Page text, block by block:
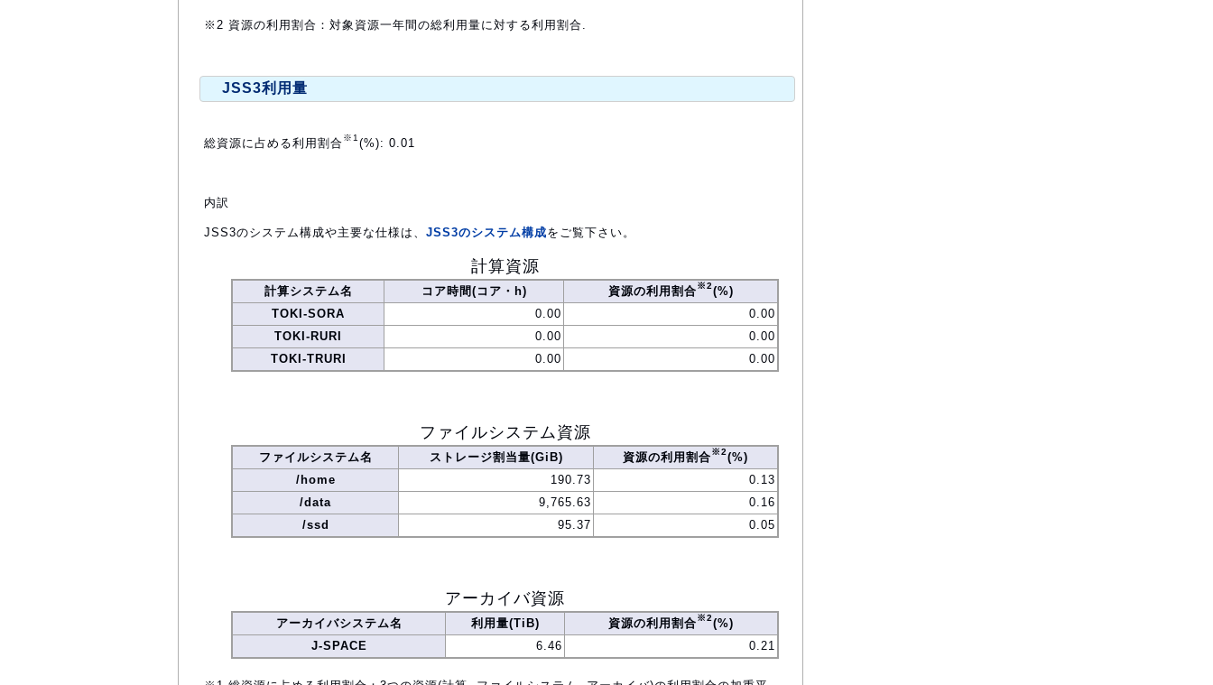
※2 資源の利用割合：対象資源一年間の総利用量に対する利用割合.
JSS3利用量
総資源に占める利用割合※1 (%): 0.01
内訳
JSS3のシステム構成や主要な仕様は、 JSS3のシステム構成をご覧下さい。
計算資源
計算システム名 コア時間(コア・h) 資源の利用割合※2(%)
TOKI-SORA
0.00
0.00
TOKI-RURI
0.00
0.00
TOKI-TRURI
0.00 0.00
ファイルシステム資源
ファイルシステム名 ストレージ割当量(GiB) 資源の利用割合※2(%)
/home
190.73
0.13
/data
9,765.63
0.16
/ssd
95.37 0.05
アーカイバ資源
アーカイバシステム名 利用量(TiB) 資源の利用割合※2(%)
J-SPACE
6.46 0.21